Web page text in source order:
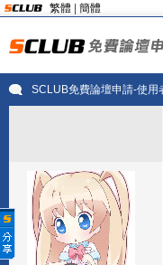
繁體 簡體
SCLUB免費論壇申請-使用